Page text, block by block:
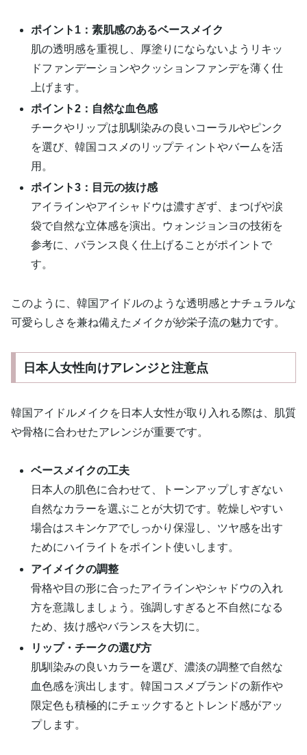
ポイント1：素肌感のあるベースメイク
肌の透明感を重視し、厚塗りにならないようリキッ
ドファンデーションやクッションファンデを薄く仕
上げます。
ポイント2：自然な血色感
チークやリップは肌馴染みの良いコーラルやピンク
を選び、韓国コスメのリップティントやバームを活
用。
ポイント3：目元の抜け感
アイラインやアイシャドウは濃すぎず、まつげや涙
袋で自然な立体感を演出。ウォンジョンヨの技術を
参考に、バランス良く仕上げることがポイントで
す。
このように、韓国アイドルのような透明感とナチュラルな
可愛らしさを兼ね備えたメイクが紗栄子流の魅力です。
日本人女性向けアレンジと注意点
韓国アイドルメイクを日本人女性が取り入れる際は、肌質
や骨格に合わせたアレンジが重要です。
ベースメイクの工夫
日本人の肌色に合わせて、トーンアップしすぎない
自然なカラーを選ぶことが大切です。乾燥しやすい
場合はスキンケアでしっかり保湿し、ツヤ感を出す
ためにハイライトをポイント使いします。
アイメイクの調整
骨格や目の形に合ったアイラインやシャドウの入れ
方を意識しましょう。強調しすぎると不自然になる
ため、抜け感やバランスを大切に。
リップ・チークの選び方
肌馴染みの良いカラーを選び、濃淡の調整で自然な
血色感を演出します。韓国コスメブランドの新作や
限定色も積極的にチェックするとトレンド感がアッ
プします。